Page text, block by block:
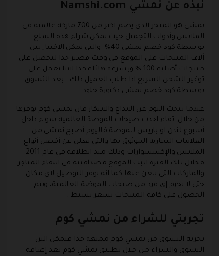
نبذه عن نمشي Namshi.com
نمشي
هو المتجر الذي يضم اكثر من 700 ماركة عالمية في
الملابس وأدوات التجميل حيث يمكن شراء هذه السلع
بواسطة كود خصم نمشي 40% والتي يمكن الاختيار بين
آلاف المنتجات على الموقع في وقت قصير جدا لتحصل على
منتجات أصلية 100 % وبسرعة هائلة جدا لاننا نعمل على
توفير الشحن السريع اذا طلب العميل ذلك ، بعد التسوق
بواسطة كود خصم نمشي دكتورة خلود.
عندما تبحث اليوم عن الابداع والابتكار فان نمشي كوم يوفرها
من خلال اتقاء احدث صيحات الموضة العالمية سواء داخل
أسبوع لندن او باريس للموضة فاليوم أصبح نمشي من
العلامات التجارية الموثوق بها والتي تعلن عن أفضل أنواع
الملابس والإكسسوارات وذلك منذ انطلاقة في عام 2011
فخلال تلك الفترة اثبت الموقع مصداقيته في انتقاء المتاجر
والماركات التي يلعن عنها كما انه يوفر التوصيل لاي مكان
حتى لا يحرم إي فرد من صيحات الموضة العالمية، ويتم
الحصول على كافة المنتجات بسعر بسيط .
تجربتي للشراء من نمشي كوم
تجربة التسوق من نمشي كوم ممتعة جدا فيمكن الىن
التسوق والشراء من خلال تطبيق نمشي كوم بعد إضافة